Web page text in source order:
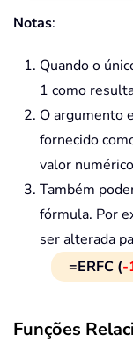
Notas:
Quando o
1 como
O argumento
fornecido
valor
Também
fórmula. Por
ser alterada
=ERFC (-
Funções